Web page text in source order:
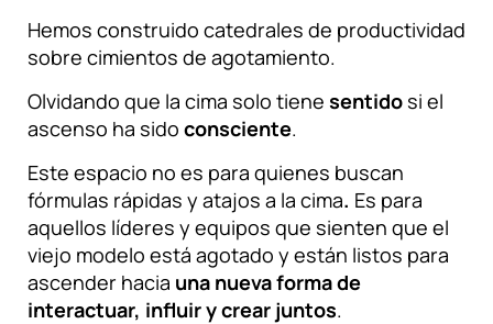
Hemos construido catedrales de productividad
sobre cimientos de agotamiento.
Olvidando que la cima solo tiene sentidosi el
ascenso ha sido consciente.
Este espacio no es para quienes buscan
fórmulas rápidas y atajos a la cima. Es para
aquellos líderes y equipos que sienten que el
viejo modelo está agotado y están listos para
ascender hacia una nueva forma de
interactuar, influir y crear juntos.